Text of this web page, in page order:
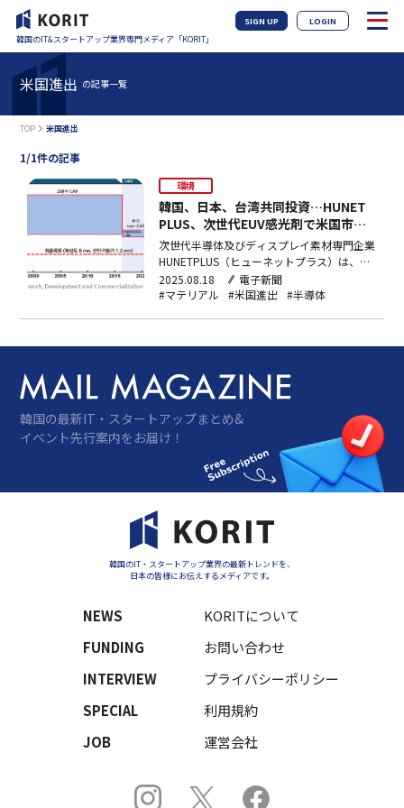
韓国のIT&スタートアップ業界専門メディア「KORIT」
SIGN UP LOGIN
米国進出 の記事一覧
TOP 米国進出
1/1件の記事
環境
韓国、日本、台湾共同投資…HUNET
PLUS、次世代EUV感光剤で米国市場
を攻略
次世代半導体及びディスプレイ素材専門企業
HUNETPLUS（ヒューネットプラス）は、財
務的投資家である韓国アンダーアジアベンチ
ャーズと、戦略的投資家である日本のA社、
2025.08.18
電子新聞
#マテリアル
#米国進出 #半導体
韓国の最新IT・スタートアップまとめ&
イベント先行案内をお届け！
韓国のIT・スタートアップ業界の最新トレンドを、
日本の皆様にお伝えするメディアです。
NEWS
FUNDING
INTERVIEW
SPECIAL
JOB
KORITについて
お問い合わせ
プライバシーポリシー
利用規約
運営会社